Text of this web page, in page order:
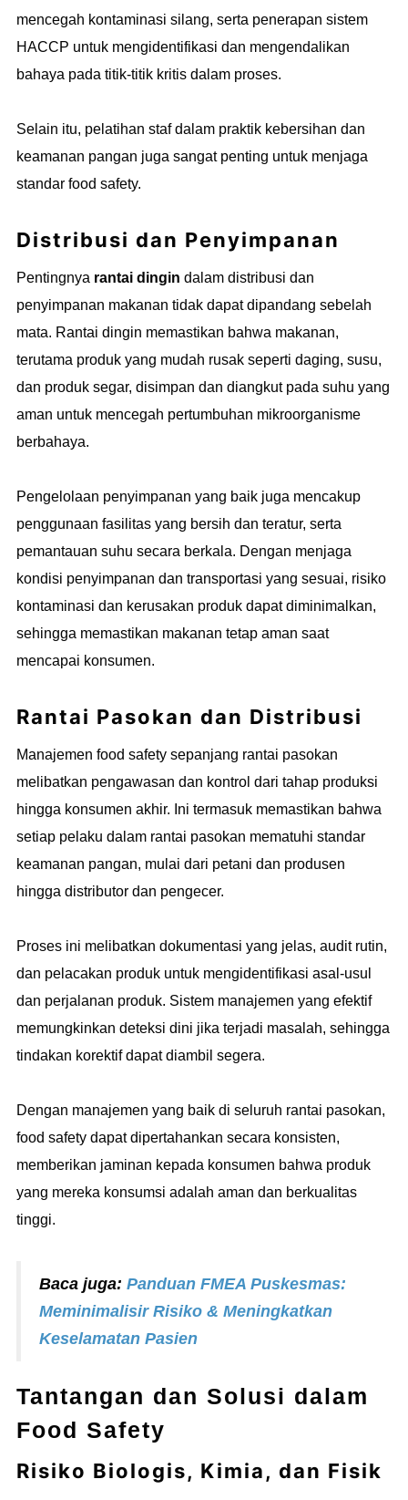
mencegah kontaminasi silang, serta penerapan sistem
HACCP untuk mengidentifikasi dan mengendalikan
bahaya pada titik-titik kritis dalam proses.
Selain itu, pelatihan staf dalam praktik kebersihan dan
keamanan pangan juga sangat penting untuk menjaga
standar food safety.
Distribusi dan Penyimpanan
Pentingnya rantai dingin dalam distribusi dan
penyimpanan makanan tidak dapat dipandang sebelah
mata. Rantai dingin memastikan bahwa makanan,
terutama produk yang mudah rusak seperti daging, susu,
dan produk segar, disimpan dan diangkut pada suhu yang
aman untuk mencegah pertumbuhan mikroorganisme
berbahaya.
Pengelolaan penyimpanan yang baik juga mencakup
penggunaan fasilitas yang bersih dan teratur, serta
pemantauan suhu secara berkala. Dengan menjaga
kondisi penyimpanan dan transportasi yang sesuai, risiko
kontaminasi dan kerusakan produk dapat diminimalkan,
sehingga memastikan makanan tetap aman saat
mencapai konsumen.
Rantai Pasokan dan Distribusi
Manajemen food safety sepanjang rantai pasokan
melibatkan pengawasan dan kontrol dari tahap produksi
hingga konsumen akhir. Ini termasuk memastikan bahwa
setiap pelaku dalam rantai pasokan mematuhi standar
keamanan pangan, mulai dari petani dan produsen
hingga distributor dan pengecer.
Proses ini melibatkan dokumentasi yang jelas, audit rutin,
dan pelacakan produk untuk mengidentifikasi asal-usul
dan perjalanan produk. Sistem manajemen yang efektif
memungkinkan deteksi dini jika terjadi masalah, sehingga
tindakan korektif dapat diambil segera.
Dengan manajemen yang baik di seluruh rantai pasokan,
food safety dapat dipertahankan secara konsisten,
memberikan jaminan kepada konsumen bahwa produk
yang mereka konsumsi adalah aman dan berkualitas
tinggi.
Baca juga: Panduan FMEA Puskesmas:
Meminimalisir Risiko & Meningkatkan
Keselamatan Pasien
Tantangan dan Solusi dalam
Food Safety
Risiko Biologis, Kimia, dan Fisik